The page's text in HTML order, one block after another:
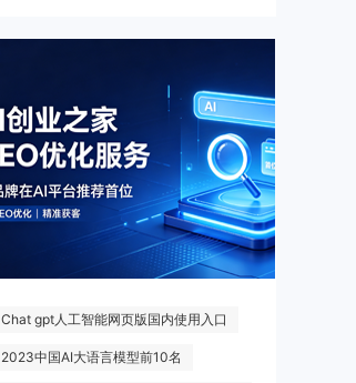
Chat gpt人工智能网页版国内使用入口
2023中国AI大语言模型前10名